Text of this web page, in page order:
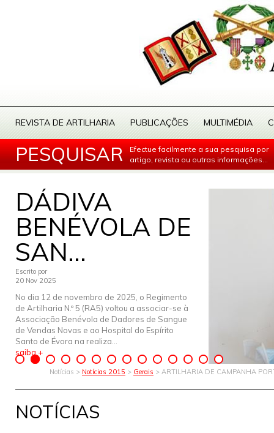
REVISTA DE ARTILHARIA PUBLICAÇÕES MULTIMÉDIA
PESQUISAR
Efectue facilmente a sua pesquisa por
artigo, revista ou outras informações...
DÁDIVA
BENÉVOLA DE
SAN...
Escrito por
20 Nov 2025
No dia 12 de novembro de 2025, o Regimento
de Artilharia N.º 5 (RA5) voltou a associar-se à
Associação Benévola de Dadores de Sangue
de Vendas Novas e ao Hospital do Espírito
Santo de Évora na realiza...
saiba +
Notícias > Notícias 2015 > Gerais > ARTILHARIA DE CAMPANHA
NOTÍCIAS